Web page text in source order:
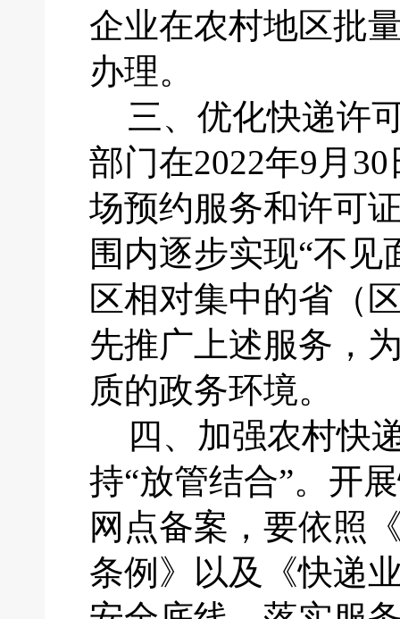
企业在农村地区批
办理。
三、 优化快递许
部门在2022年9月
场预约服务和许可
围内逐步实现“不
区相对集中的省（
先推广上述服务，
质的政务环境。
四、 加强农村快
持“放管结合”。开
网点备案，要依照
条例》以及《快递